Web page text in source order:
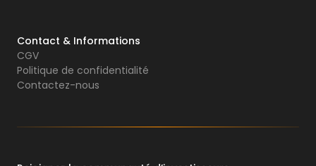
Contact & Informations
CGV
Politique de confidentialité
Contactez-nous